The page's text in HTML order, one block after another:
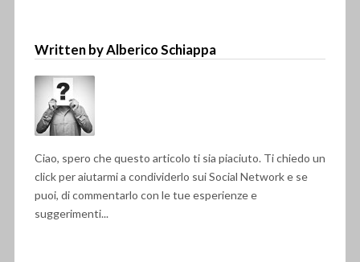
Written by Alberico Schiappa
Ciao, spero che questo articolo ti sia piaciuto. Ti chiedo un
click per aiutarmi a condividerlo sui Social Network e se
puoi, di commentarlo con le tue esperienze e
suggerimenti...